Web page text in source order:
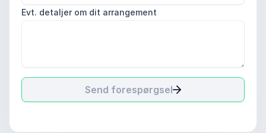
Evt. detaljer om dit arrangement
Send forespørgsel